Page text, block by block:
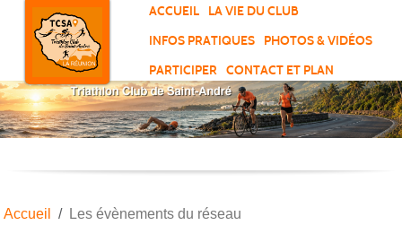
ACCUEIL
LA VIE DU CLUB
INFOS PRATIQUES
PHOTOS & VIDÉOS
PARTICIPER
CONTACT ET PLAN
Accueil Les évènements du réseau
Panneau de gestion des cookies